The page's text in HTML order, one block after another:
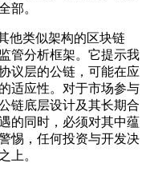
部。
他类似架构的区块链
管分析框架。它提示我
议层的公链，可能在应
适应性。对于市场参与
链底层设计及其长期合
的同时，必须对其中蕴
惕，任何投资与开发决
上。